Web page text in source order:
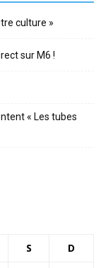
culture »
sur M6 !
« Les tubes
S D